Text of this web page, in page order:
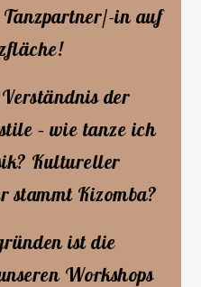
in auf
der
– wie tanze ich
Kultureller
stammt Kizomba?
ist die
Workshops